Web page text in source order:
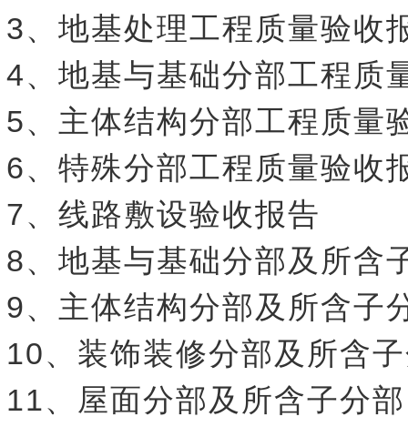
3、地基处理工程质量验收
4、地基与基础分部工程质
5、主体结构分部工程质量
6、特殊分部工程质量验收
7、线路敷设验收报告
8、地基与基础分部及所含
9、主体结构分部及所含子
10、装饰装修分部及所含
11、屋面分部及所含子分